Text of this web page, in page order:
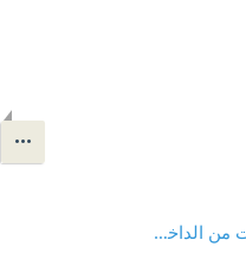
العناية الحقيقة بالذات : الاهتمام بالذات من الداخل إلى الخارج